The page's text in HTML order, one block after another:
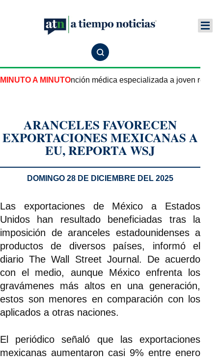
MINUTO A MINUTO
garantiza atención médica especializada a joven
ARANCELES FAVORECEN
EXPORTACIONES MEXICANAS A
EU, REPORTA WSJ
DOMINGO 28 DE DICIEMBRE DEL 2025
Las exportaciones de México a Estados
Unidos han resultado beneficiadas tras la
imposición de aranceles estadounidenses a
productos de diversos países, informó el
diario The Wall Street Journal. De acuerdo
con el medio, aunque México enfrenta los
gravámenes más altos en una generación,
estos son menores en comparación con los
aplicados a otras naciones.
El periódico señaló que las exportaciones
mexicanas aumentaron casi 9% entre enero